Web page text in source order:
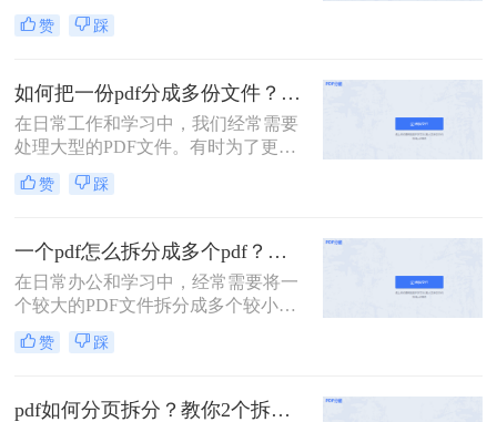
情况。然而，许多PDF处理工具都需
要会员权限才能使用拆分功能。那么
两种无需会员权限即可拆分PDF的方
法，帮助您轻松应对这一需求。
赞 踩
如何把一份pdf分成多份文件？这3种拆分小妙招了解下！
在日常工作和学习中，我们经常需要
处理大型的PDF文件。有时为了更便
于查阅或分享，我们可能需要将这些
文件拆分成多个小部分。那么如何把
三种高效的PDF文件拆分方法，帮助
您轻松完成文件拆分任务。
赞 踩
一个pdf怎么拆分成多个pdf？教你3招轻松拆分！
在日常办公和学习中，经常需要将一
个较大的PDF文件拆分成多个较小的
PDF文件，以便于分享、管理或打
印。那么一个pdf怎么拆分成多个pdf
成多个PDF文件的实用方法。
赞 踩
pdf如何分页拆分？教你2个拆分方法！